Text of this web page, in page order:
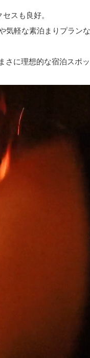
セスも良好。
気軽な素泊まりプラン
に理想的な宿泊スポッ